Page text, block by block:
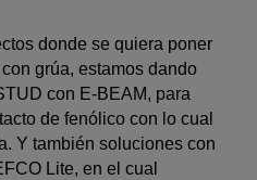
donde se quiera poner
grúa, estamos dando
con E-BEAM, para
de fenólico con lo cual
Y también soluciones con
Lite, en el cual